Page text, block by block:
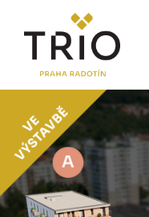
O PROJEKTU
Proč TRIO
FAQ sekce
Novinky